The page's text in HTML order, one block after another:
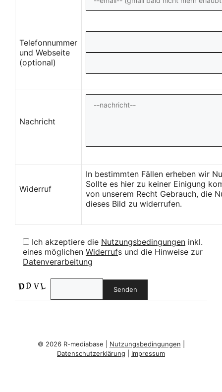
Telefonnummer
und Webseite
(optional)
Nachricht
Widerruf
In bestimmten Fällen erheben wir
Sollte es hier zu keiner Einigung
von unserem Recht Gebrauch, die
dieses Bild zu widerrufen.
Ich akzeptiere die Nutzungsbedingungen inkl.
eines möglichen Widerrufs und die Hinweise zur
Datenverarbeitung
© 2026 R-mediabase | Nutzungsbedingungen
Datenschutzerklärung
Impressum